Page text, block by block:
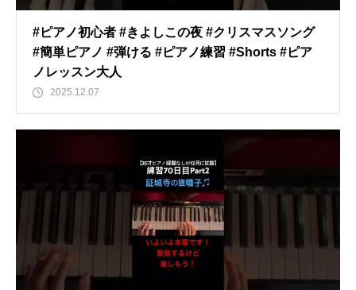
#ピアノ初心者 #きよしこの夜 #クリスマスソング
#簡単ピアノ #弾ける #ピアノ練習 #Shorts #ピア
ノレッスン大人
2025.12.07